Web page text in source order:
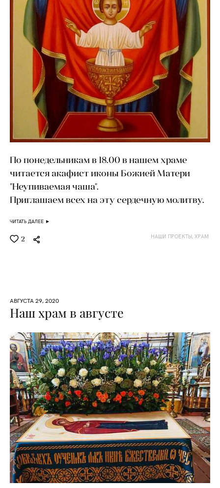
По понедельникам в 18.00 в нашем храме
читается акафист иконы Божией Матери
"Неупиваемая чаша".
Приглашаем всех на эту сердечную молитву.
ЧИТАТЬ ДАЛЕЕ ►
2 НАШИ ПРОЕКТЫ, ХРАМ
АВГУСТА 29, 2020
Наш храм в августе